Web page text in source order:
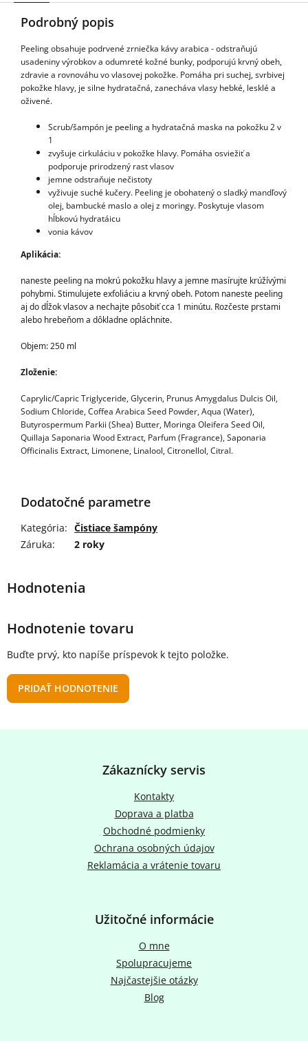
Podrobný popis
Peeling obsahuje podrvené zrniečka kávy arabica - odstraňujú
usadeniny výrobkov a odumreté kožné bunky, podporujú krvný obeh,
zdravie a rovnováhu vo vlasovej pokožke. Pomáha pri suchej, svrbivej
pokožke hlavy, je silne hydratačná, zanecháva vlasy hebké, lesklé a
oživené.
Scrub/šampón je peeling a hydratačná maska na pokožku 2 v
1
zvyšuje cirkuláciu v pokožke hlavy. Pomáha osviežiť a
podporuje prirodzený rast vlasov
jemne odstraňuje nečistoty
vyživuje suché kučery. Peeling je obohatený o sladký mandľový
olej, bambucké maslo a olej z moringy. Poskytuje vlasom
hĺbkovú hydratáicu
vonia kávov
Aplikácia:
naneste peeling na mokrú pokožku hlavy a jemne masírujte krúžívými
pohybmi. Stimulujete exfoliáciu a krvný obeh. Potom naneste peeling
aj do dĺžok vlasov a nechajte pôsobiť cca 1 minútu. Rozčeste prstami
alebo hrebeňom a dôkladne opláchnite.
Objem: 250 ml
Zloženie:
Caprylic/Capric Triglyceride, Glycerin, Prunus Amygdalus Dulcis Oil,
Sodium Chloride, Coffea Arabica Seed Powder, Aqua (Water),
Butyrospermum Parkii (Shea) Butter, Moringa Oleifera Seed Oil,
Quillaja Saponaria Wood Extract, Parfum (Fragrance), Saponaria
Officinalis Extract, Limonene, Linalool, Citronellol, Citral.
Dodatočné parametre
Kategória: Čistiace šampóny
Záruka: 2 roky
Hodnotenie tovaru
Buďte prvý, kto napíše príspevok k tejto položke.
PRIDAŤ HODNOTENIE
Zákaznícky servis
Kontakty
Doprava a platba
Obchodné podmienky
Ochrana osobných údajov
Reklamácia a vrátenie tovaru
Užitočné informácie
O mne
Spolupracujeme
Najčastejšie otázky
Blog